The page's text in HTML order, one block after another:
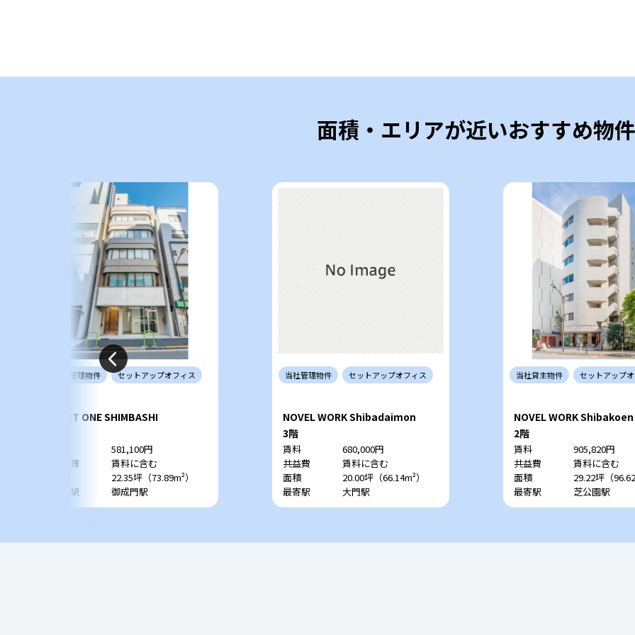
面積・エリアが近いおすすめ物件
管理物件 セットアップオフィス
PORT ONE SHIMBASHI
581,100円
共益費
賃料に含む
22.35坪（73.89m²）
最寄駅
御成門駅
当社管理物件 セットアップオフィス
NOVEL WORK Shibadaimon
3階
賃料
680,000円
共益費
賃料に含む
面積
20.00坪（66.14m²）
最寄駅
大門駅
当社貸主物件 セットアップ
NOVEL WORK Shibakoen
2階
賃料
905,820円
共益費
賃料に含む
面積
29.22坪（
最寄駅
芝公園駅